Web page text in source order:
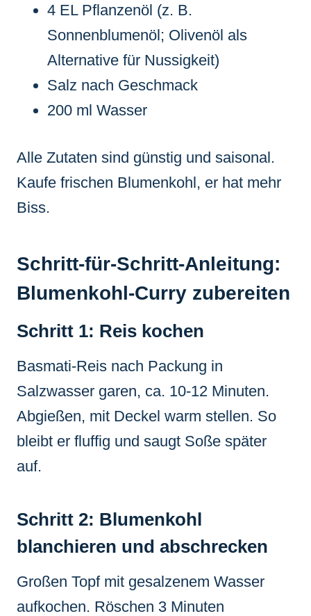
4 EL Pflanzenöl (z. B.
Sonnenblumenöl; Olivenöl als
Alternative für Nussigkeit)
Salz nach Geschmack
200 ml Wasser
Alle Zutaten sind günstig und saisonal.
Kaufe frischen Blumenkohl, er hat mehr
Biss.
Schritt-für-Schritt-Anleitung:
Blumenkohl-Curry zubereiten
Schritt 1: Reis kochen
Basmati-Reis nach Packung in
Salzwasser garen, ca. 10-12 Minuten.
Abgießen, mit Deckel warm stellen. So
bleibt er fluffig und saugt Soße später
auf.
Schritt 2: Blumenkohl
blanchieren und abschrecken
Großen Topf mit gesalzenem Wasser
aufkochen. Röschen 3 Minuten